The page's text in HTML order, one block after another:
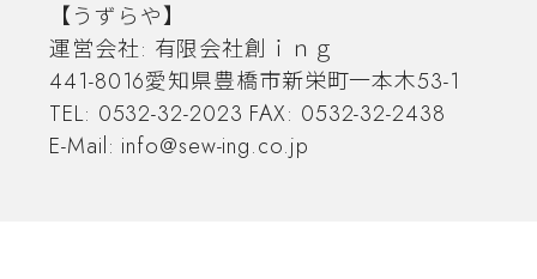
【うずらや】
運営会社: 有限会社創ｉｎｇ
441-8016愛知県豊橋市新栄町一本木53-1
TEL: 0532-32-2023 FAX: 0532-32-2438
E-Mail: info@sew-ing.co.jp